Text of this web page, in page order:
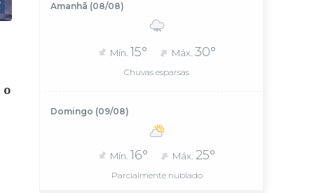
o
Amanhã (08/08)
Mín. 15° Máx. 30°
Chuvas esparsas
Domingo (09/08)
Mín. 16° Máx. 25°
Parcialmente nublado